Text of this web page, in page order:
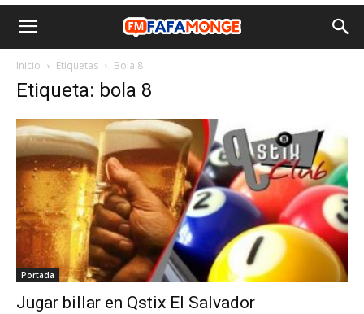
Inicio Etiquetas Bola 8
Etiqueta: bola 8
Portada
Jugar billar en Qstix El Salvador